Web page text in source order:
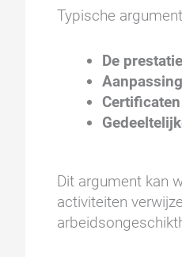
Typische
De
Dit argument kan
activiteiten